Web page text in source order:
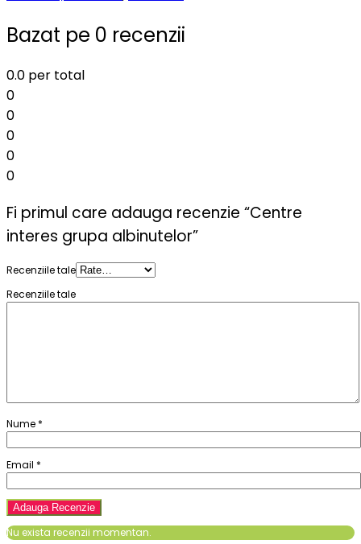
Bazat pe 0 recenzii
0.0 per total
0
0
0
0
0
Fi primul care adauga recenzie “Centre
interes grupa albinutelor”
Recenziile tale
Recenziile tale
Nume *
Email *
Nu exista recenzii momentan.